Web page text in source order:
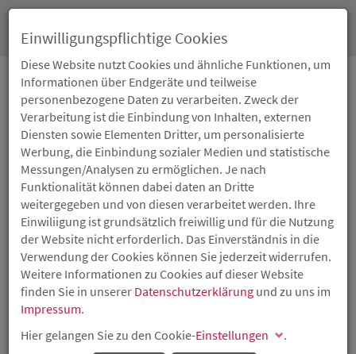
09.04.2014
WOHNEIGENTUM IN
RHEINLAND-PFALZ: MIT
ISB-DARLEHEN
FINANZIEREN
Die vor einem Jahr von der Investitions- und
Strukturbank Rheinland-Pfalz (ISB) und dem Land neu
ausgerichtete Wohnraumförderung erfreut sich reger
Nachfrage und wird im Programmjahr 2014 fortgeführt.
Basierend auf dem neuen
Einwilligungspflichtige Cookies
Diese Website nutzt Cookies und ähnliche Funktionen, um
Informationen über Endgeräte und teilweise
personenbezogene Daten zu verarbeiten. Zweck der
Verarbeitung ist die Einbindung von Inhalten, externen
Diensten sowie Elementen Dritter, um personalisierte
Werbung, die Einbindung sozialer Medien und statistische
Messungen/Analysen zu ermöglichen. Je nach
Funktionalität können dabei daten an Dritte
weitergegeben und von diesen verarbeitet werden. Ihre
Einwiliigung ist grundsätzlich freiwillig und für die Nutzung
der Website nicht erforderlich. Das Einverständnis in die
Verwendung der Cookies können Sie jederzeit widerrufen.
Weitere Informationen zu Cookies auf dieser Website
finden Sie in unserer Datenschutzerklärung und zu uns im
Impressum.
Hier gelangen Sie zu den Cookie-Einstellungen
.